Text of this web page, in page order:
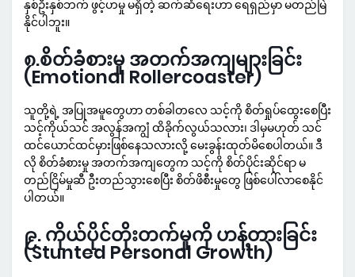
နှစ်ဦးနှစ်ဘက် ဖွင့်ဟမှု မရှိတဲ့ ဆက်ဆံရေးဟာ ရေရှည်မှာ မတည်မြဲ
နိုင်ပါဘူး။
၈.စိတ်ခံစားမှု အတက်အကျများခြင်း
(Emotional Rollercoaster)
သူတို့ရဲ့ အပြုအမူတွေဟာ တစ်ခါတလေ သင့်ကို စိတ်ရှုပ်ထွေးစေပြီး
သင့်ကိုယ်သင် အလွန်အကျွံ ထိခိုက်လွယ်သလား၊ ဒါမှမဟုတ် သင်
ထင်ယောင်ထင်မှားဖြစ်နေသလားလို့ မေးခွန်းထုတ်မိစေပါတယ်။ ဒီ
လို စိတ်ခံစားမှု အတက်အကျတွေက သင့်ကို စိတ်ပိုင်းဆိုင်ရာ မ
တည်ငြိမ်မှုဆီ ဦးတည်သွားစေပြီး စိတ်ဖိစီးမှုတွေ ဖြစ်ပေါ်လာစေနိုင်
ပါတယ်။
၉. ကိုယ်ပိုင်တိုးတက်မှုကို ဟန့်တားခြင်း
(Stunted Personal Growth)